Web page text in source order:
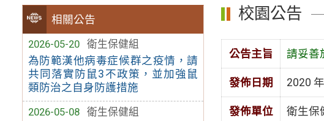
相關公告
2026-05-20
衛生保健組
為防範漢他病毒症候群之疫情，請
共同落實防鼠3不政策，並加強鼠
類防治之自身防護措施
2026-05-08
衛生保健組
校園公告
公告主旨 請妥善
發佈日期 2020
發佈單位 衛生保